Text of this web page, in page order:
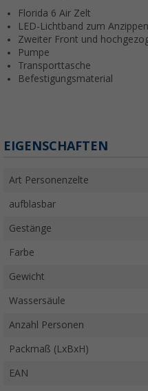
Florida 6 Air Zelt
LED-Lichtband zum Anzippen
Zweiter Front und
Pumpe
Transporttasche
Befestigungsmaterial
EIGENSCHAFTEN
Art Personenzelte
aufblasbar
Gestänge
Farbe
Gewicht
Wassersäule
Anzahl Personen
Packmaß (LxBxH)
EAN